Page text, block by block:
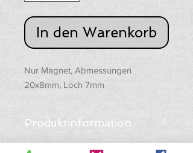
In den Warenkorb
Nur Magnet, Abmessungen
20x8mm, Loch 7mm
Produktinformation
Neodym-Magnete sind die stärksten